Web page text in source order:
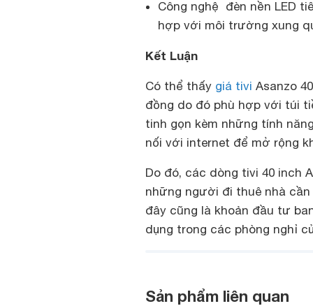
Công nghệ đèn nền LED
hợp với môi trường xung
Kết Luận
Có thể thấy giá tivi Asanzo
đồng do đó phù hợp với túi
tinh gọn kèm những tính
nối với internet để mở rộng
Do đó, các dòng tivi 40 inch
những người đi thuê nhà
đây cũng là khoản đầu tư
dụng trong các phòng nghỉ
Sản phẩm liên quan